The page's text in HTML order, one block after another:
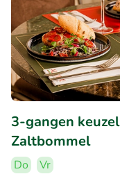
3-gangen
Zaltbommel
Do
Vr